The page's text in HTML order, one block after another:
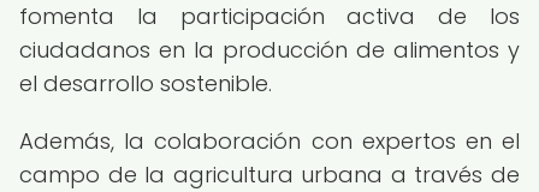
fomenta la participación activa de los
ciudadanos en la producción de alimentos y
el desarrollo sostenible.
Además, la colaboración con expertos en el
campo de la agricultura urbana a través de